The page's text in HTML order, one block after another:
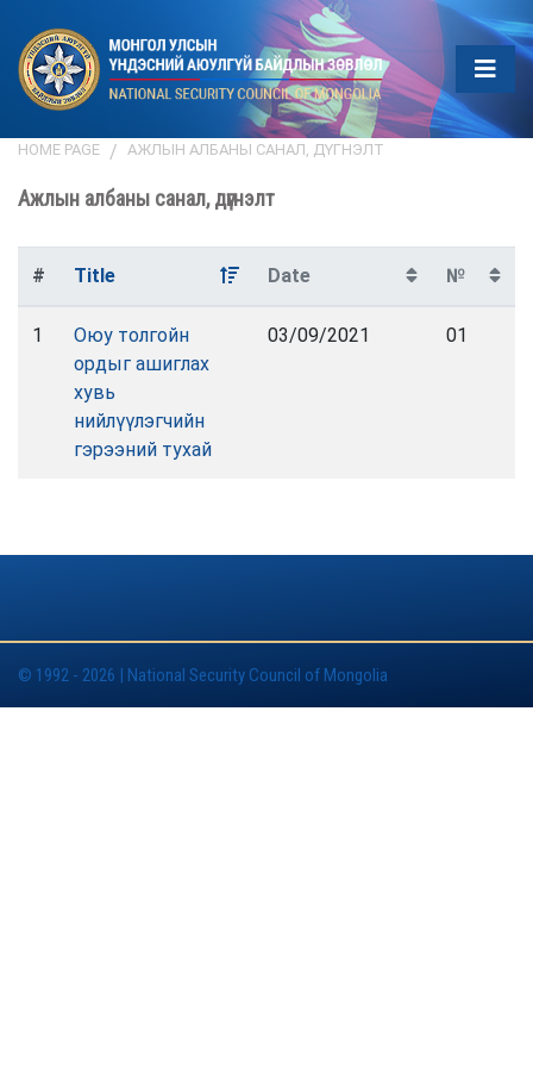
HOME PAGE АЖЛЫН АЛБАНЫ САНАЛ, ДҮГНЭЛТ
Ажлын албаны санал, дүгнэлт
# Title Date №
1
Оюу толгойн
ордыг ашиглах
хувь
нийлүүлэгчийн
гэрээний тухай
03/09/2021 01
© 1992 - 2026 | National Security Council of Mongolia